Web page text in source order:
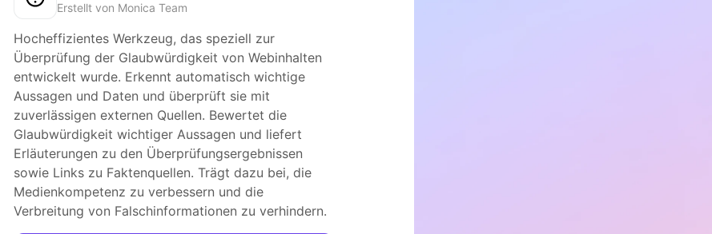
Erstellt von Monica Team
Hocheffizientes Werkzeug, das speziell zur
Überprüfung der Glaubwürdigkeit von Webinhalten
entwickelt wurde. Erkennt automatisch wichtige
Aussagen und Daten und überprüft sie mit
zuverlässigen externen Quellen. Bewertet die
Glaubwürdigkeit wichtiger Aussagen und liefert
Erläuterungen zu den Überprüfungsergebnissen
sowie Links zu Faktenquellen. Trägt dazu bei, die
Medienkompetenz zu verbessern und die
Verbreitung von Falschinformationen zu verhindern.